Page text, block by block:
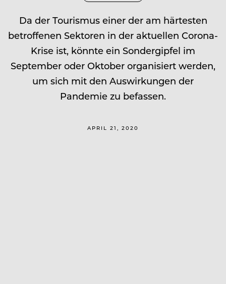
Da der Tourismus einer der am härtesten
betroffenen Sektoren in der aktuellen Corona-
Krise ist, könnte ein Sondergipfel im
September oder Oktober organisiert werden,
um sich mit den Auswirkungen der
Pandemie zu befassen.
APRIL 21, 2020